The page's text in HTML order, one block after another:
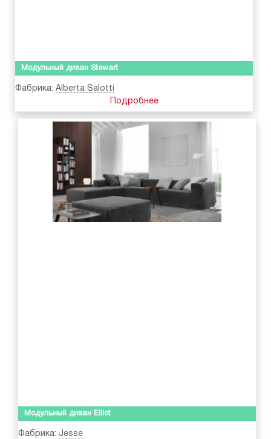
Модульный диван Stewart
Фабрика: Alberta Salotti
Подробнее
Модульный диван Elliot
Фабрика: Jesse